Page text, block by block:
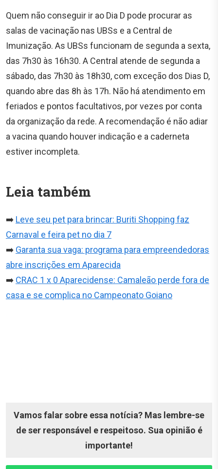
Quem não conseguir ir ao Dia D pode procurar as
salas de vacinação nas UBSs e a Central de
Imunização. As UBSs funcionam de segunda a sexta,
das 7h30 às 16h30. A Central atende de segunda a
sábado, das 7h30 às 18h30, com exceção dos Dias D,
quando abre das 8h às 17h. Não há atendimento em
feriados e pontos facultativos, por vezes por conta
da organização da rede. A recomendação é não adiar
a vacina quando houver indicação e a caderneta
estiver incompleta.
Leia também
➡️ Leve seu pet para brincar: Buriti Shopping faz
Carnaval e feira pet no dia 7
➡️ Garanta sua vaga: programa para empreendedoras
abre inscrições em Aparecida
➡️ CRAC 1 x 0 Aparecidense: Camaleão perde fora de
casa e se complica no Campeonato Goiano
Vamos falar sobre essa notícia? Mas lembre-se
de ser responsável e respeitoso. Sua opinião é
importante!